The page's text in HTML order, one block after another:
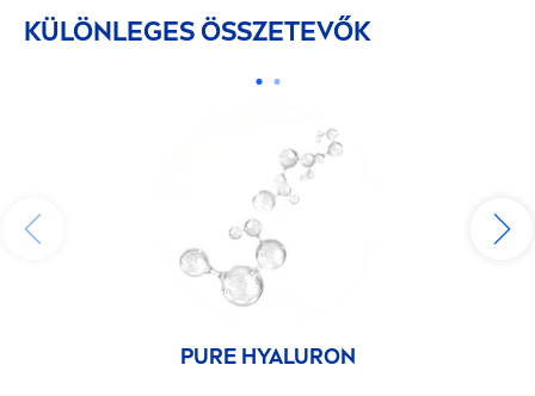
KÜLÖNLEGES ÖSSZETEVŐK
PURE HYALURON